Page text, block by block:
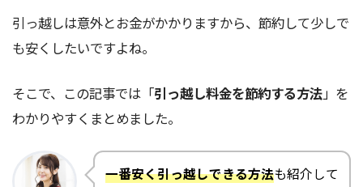
引っ越しは意外とお金がかかりますから、節約して少しで
も安くしたいですよね。
そこで、この記事では「引っ越し料金を節約する方法」を
わかりやすくまとめました。
一番安く引っ越しできる方法も紹介して